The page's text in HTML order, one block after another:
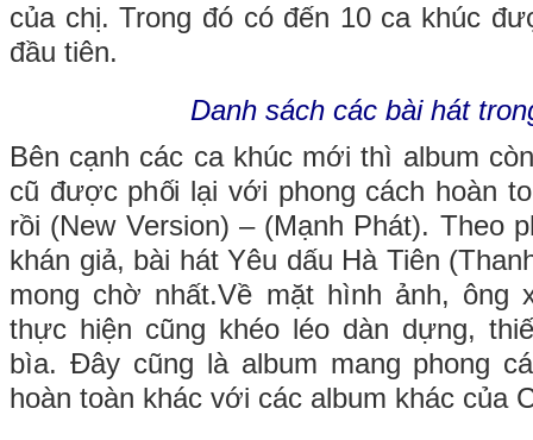
của chị. Trong đó có đến 10 ca khúc
đầu tiên.
Danh sách các bài hát
Bên cạnh các ca khúc mới thì album
cũ được phối lại với phong cách hoàn
rồi (New Version) – (Mạnh Phát). Theo
khán giả, bài hát Yêu dấu Hà Tiên
mong chờ nhất.Về mặt hình ảnh, ông
thực hiện cũng khéo léo dàn dựng,
bìa. Đây cũng là album mang phong
hoàn toàn khác với các album khác của